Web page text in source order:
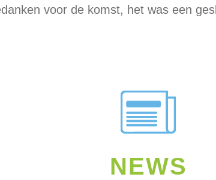
voor de komst, het was een
NEWS